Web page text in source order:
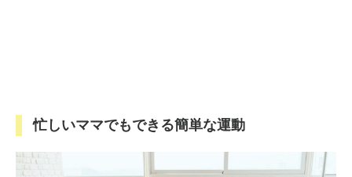
忙しいママでもできる簡単な運動